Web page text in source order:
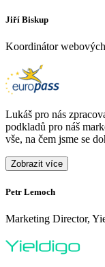
Jiří Biskup
Koordinátor
Lukáš pro nás
podkladů pro náš
vše, na čem jsme se
Zobrazit více
Petr Lemoch
Marketing Director,